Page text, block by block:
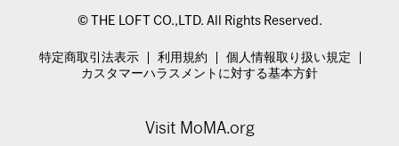
© THE LOFT CO.,LTD. All Rights Reserved.
特定商取引法表示 利用規約
個人情報取り扱い規定
カスタマーハラスメントに対する基本方針
Visit MoMA.org